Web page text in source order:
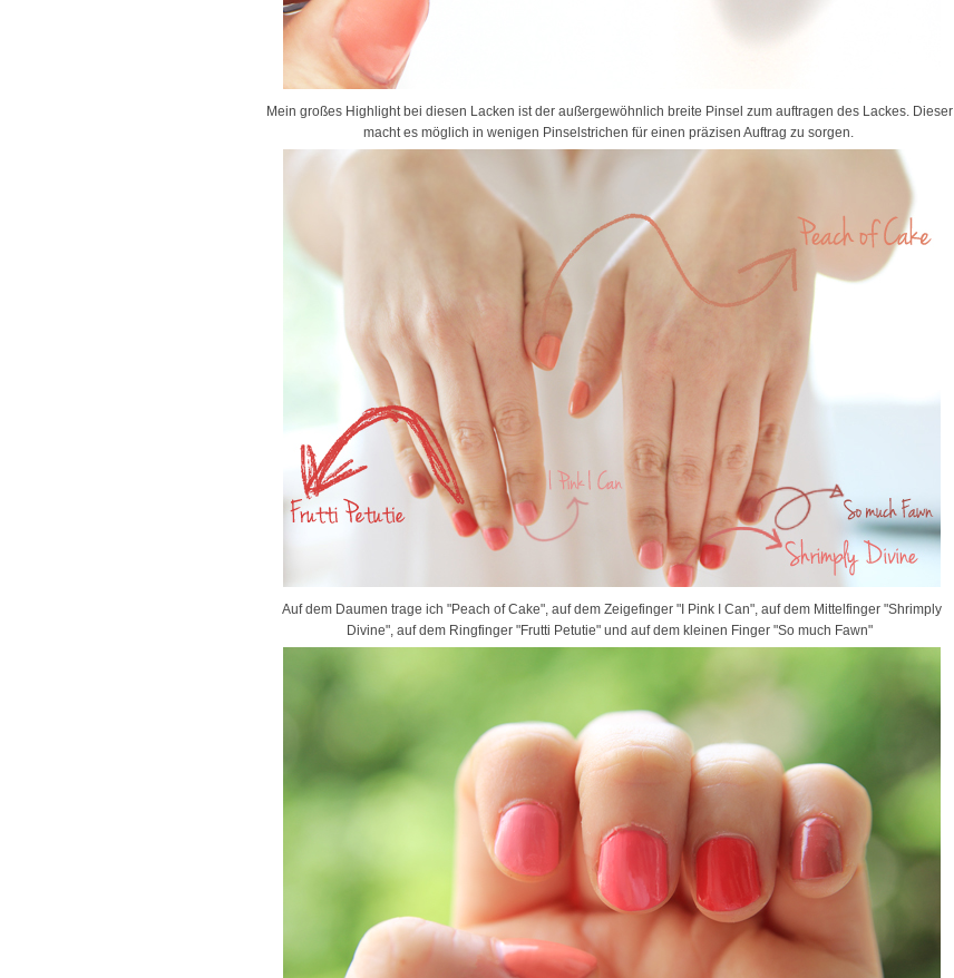
Mein großes Highlight bei diesen Lacken ist der außergewöhnlich breite Pinsel zum auftragen des Lackes. Dieser
macht es möglich in wenigen Pinselstrichen für einen präzisen Auftrag zu sorgen.
Auf dem Daumen trage ich "Peach of Cake", auf dem Zeigefinger "I Pink I Can", auf dem Mittelfinger "Shrimply
Divine", auf dem Ringfinger "Frutti Petutie" und auf dem kleinen Finger "So much Fawn"